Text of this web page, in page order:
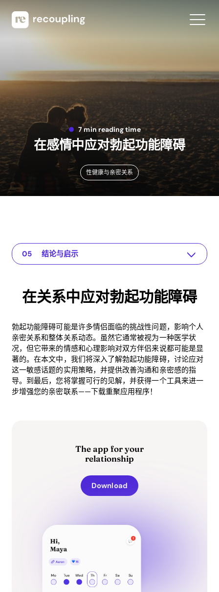
7 min reading time
在感情中应对勃起功能障碍
性健康与亲密关系
在关系中应对勃起功能障碍
The app for your relationship
理解问题
实用的解决方案或见解
结论与启示
在关系中应对勃起功能障碍
勃起功能障碍可能是许多情侣面临的挑战性问题，影响个人
亲密关系和整体关系动态。虽然它通常被视为一种医学状
况，但它带来的情感和心理影响对双方伴侣来说都可能是显
著的。在本文中，我们将深入了解勃起功能障碍，讨论应对
这一敏感话题的实用策略，并提供改善沟通和亲密感的指
导。到最后，您将掌握可行的见解，并获得一个工具来进一
步增强您的亲密联系——下载重聚应用程序！
The app for your
relationship
Download